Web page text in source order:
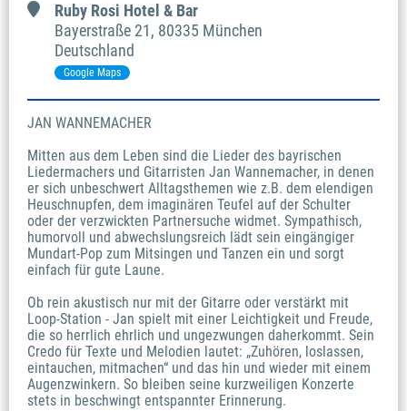
Ruby Rosi Hotel & Bar
Bayerstraße 21, 80335 München
Deutschland
Google Maps
JAN WANNEMACHER
Mitten aus dem Leben sind die Lieder des bayrischen
Liedermachers und Gitarristen Jan Wannemacher, in denen
er sich unbeschwert Alltagsthemen wie z.B. dem elendigen
Heuschnupfen, dem imaginären Teufel auf der Schulter
oder der verzwickten Partnersuche widmet. Sympathisch,
humorvoll und abwechslungsreich lädt sein eingängiger
Mundart-Pop zum Mitsingen und Tanzen ein und sorgt
einfach für gute Laune.
Ob rein akustisch nur mit der Gitarre oder verstärkt mit
Loop-Station - Jan spielt mit einer Leichtigkeit und Freude,
die so herrlich ehrlich und ungezwungen daherkommt. Sein
Credo für Texte und Melodien lautet: „Zuhören, loslassen,
eintauchen, mitmachen“ und das hin und wieder mit einem
Augenzwinkern. So bleiben seine kurzweiligen Konzerte
stets in beschwingt entspannter Erinnerung.